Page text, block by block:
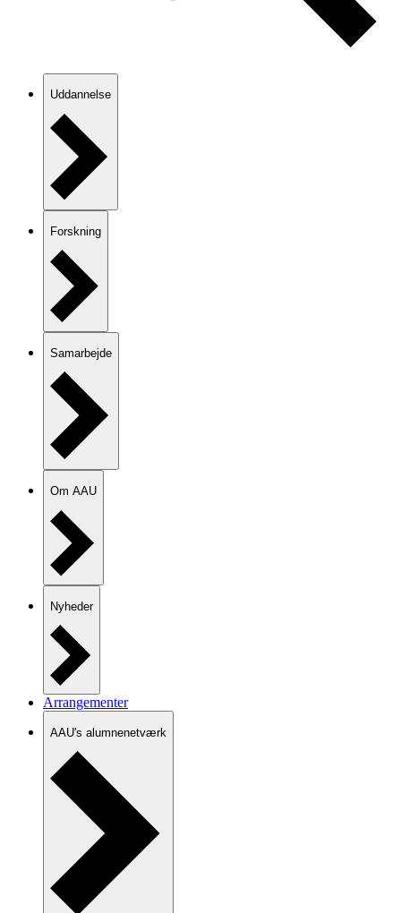
Uddannelse
Forskning
Samarbejde
Om AAU
Nyheder
Arrangementer
AAU's alumnenetværk